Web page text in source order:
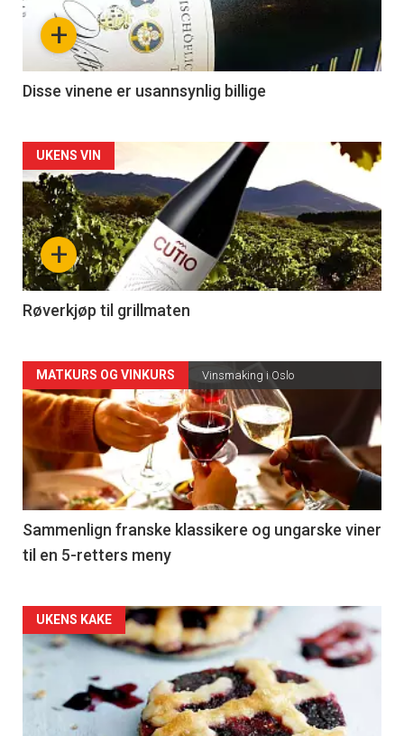
nå
3
+
Disse vinene er usannsynlig billige
Forsiden
akkurat
nå
-
4
+
UKENS VIN
Røverkjøp til grillmaten
Forsiden
akkurat
nå
-
5
MATKURS OG VINKURS Vinsmaking i Oslo
Sammenlign franske klassikere og ungarske viner
til en 5-retters meny
Forsiden
akkurat
nå
UKENS KAKE